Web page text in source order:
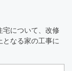
について、改修
なる家の工事に